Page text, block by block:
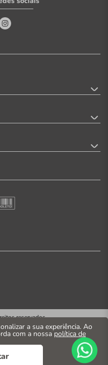
a sua experiência. Ao
com a nossapolítica de
reservados
0002-41
e Indústria LTDA
- Fortaleza/CE